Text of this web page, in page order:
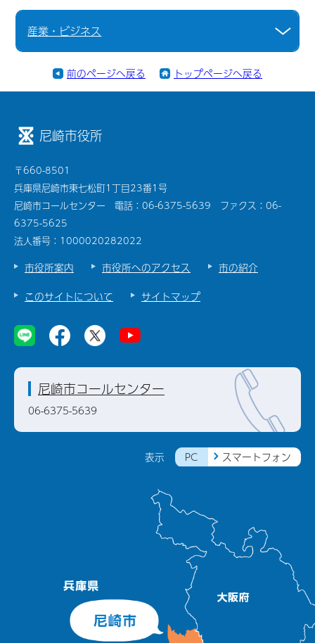
産業・ビジネス
前のページへ戻る トップページへ戻る
尼崎市役所
〒660-8501
兵庫県尼崎市東七松町1丁目23番1号
尼崎市コールセンター 電話：06-6375-5639 ファクス：06-
6375-5625
法人番号：1000020282022
市役所案内 市役所へのアクセス
市の紹介
このサイトについて
サイトマップ
表示 PC スマートフォン
尼崎市コールセンター
06-6375-5639